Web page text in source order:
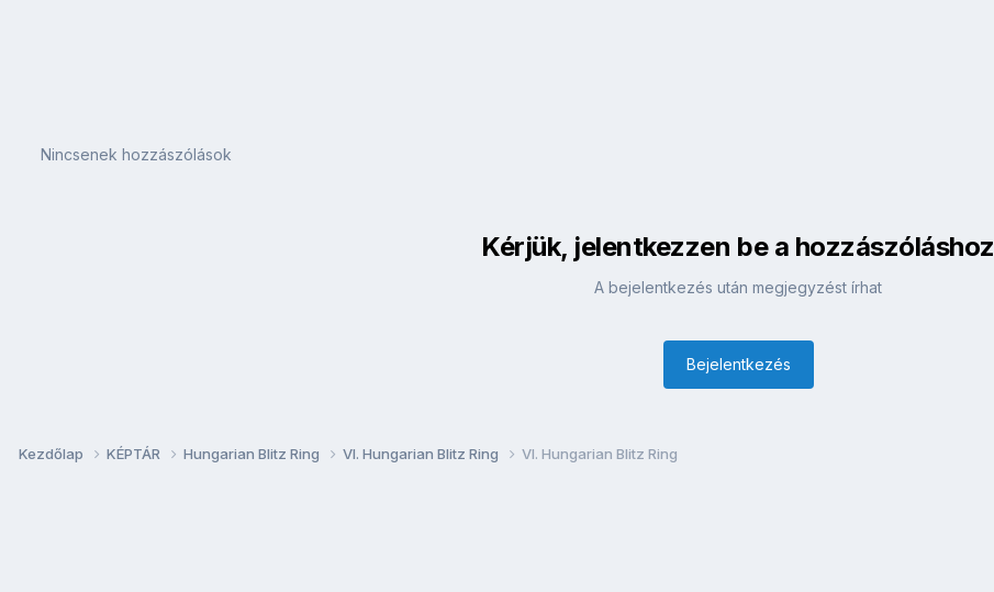
Nincsenek hozzászólások
Kérjük, jelentkezzen be a hozzászóláshoz
A bejelentkezés után megjegyzést írhat
Bejelentkezés
Kezdőlap KÉPTÁR Hungarian Blitz Ring VI. Hungarian Blitz Ring VI. Hungarian Blitz Ring